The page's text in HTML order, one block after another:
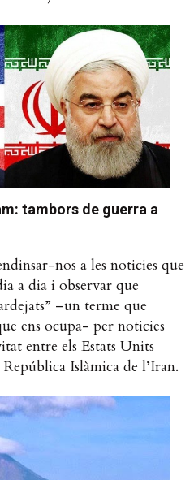
tambors de guerra a
nos a les noticies que
a dia i observar que
–un terme que
ens ocupa- per noticies
entre els Estats Units
Islàmica de l’Iran.